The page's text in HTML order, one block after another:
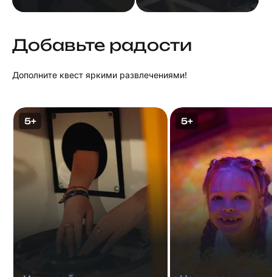
Добавьте радости
Дополните квест яркими развлечениями!
5+ 5+